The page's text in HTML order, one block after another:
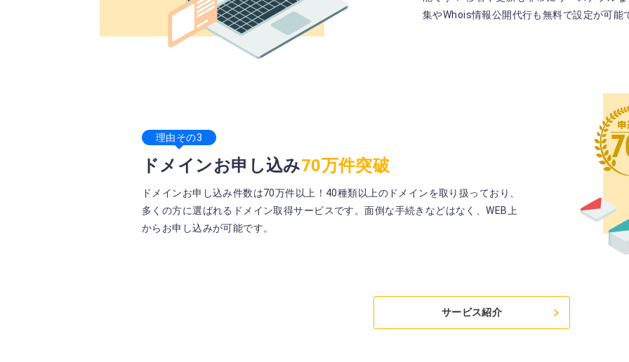
集やWhois情報公開代行も無料で設定が可能
理由その3
ドメインお申し込み70万件突破
ドメインお申し込み件数は70万件以上！40種類以上のドメインを取り扱っており、
多くの方に選ばれるドメイン取得サービスです。面倒な手続きなどはなく、WEB上
からお申し込みが可能です。
サービス紹介